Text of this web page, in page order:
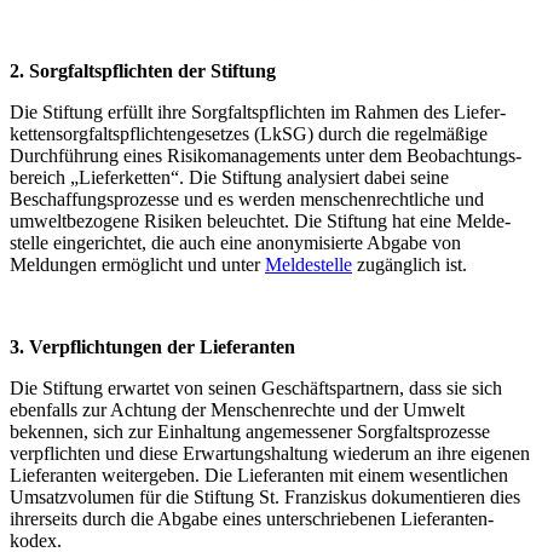
2. Sorgfaltspflichten der Stiftung
Die Stiftung erfüllt ihre Sorgfalts­pflichten im Rahmen des Liefer­
ketten­sorgfalts­pflichten­gesetzes (LkSG) durch die regel­mäßige
Durch­führung eines Risiko­managements unter dem Beobachtungs­
bereich „Liefer­ketten“. Die Stiftung analysiert dabei seine
Beschaffungs­prozesse und es werden menschen­rechtliche und
umwelt­bezogene Risiken beleuchtet. Die Stiftung hat eine Melde­
stelle eingerichtet, die auch eine anony­misierte Abgabe von
Meldungen ermöglicht und unterMeldestelle zugänglich ist.
3. Verpflichtungen der Lieferanten
Die Stiftung erwartet von seinen Geschäfts­partnern, dass sie sich
ebenfalls zur Achtung der Menschen­rechte und der Umwelt
bekennen, sich zur Einhaltung angemessener Sorgfalts­prozesse
verpflichten und diese Erwartungs­haltung wiederum an ihre eigenen
Lieferanten weitergeben. Die Lieferanten mit einem wesentlichen
Umsatz­volumen für die Stiftung St. Franziskus dokumentieren dies
ihrerseits durch die Abgabe eines unterschriebenen Lieferanten­
kodex.